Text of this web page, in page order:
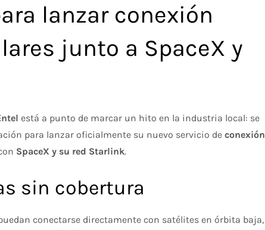
lanzar conexión
junto a SpaceX y
está a punto de marcar un hito en la industria local: se
para lanzar oficialmente su nuevo servicio deconexión
SpaceX y su red Starlink.
sin cobertura
conectarse directamente con satélites en órbita baja,